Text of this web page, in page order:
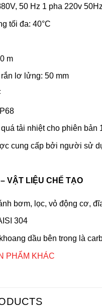
50 Hz 1 pha 220v 50Hz
tối đa: 40°C
m
lơ lửng: 50 mm
tải nhiệt cho phiên bản
cung cấp bởi người sử
VẬT LIỆU CHẾ TẠO
bơm, lọc, vỏ động cơ,
304
dầu bên trong là
PHẨM KHÁC